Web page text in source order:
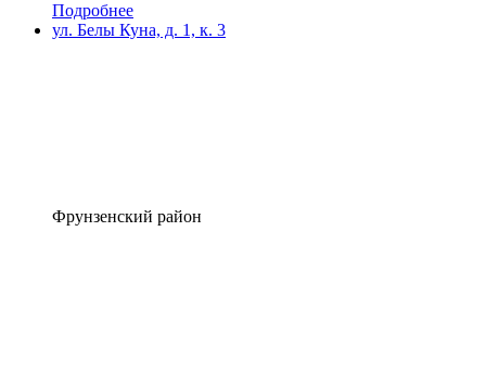
Подробнее
ул. Белы Куна, д. 1, к. 3
Фрунзенский район